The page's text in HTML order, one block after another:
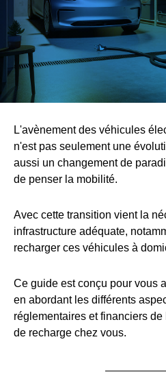
L'avènement des véhicules
n'est pas seulement une
aussi un changement de
de penser la mobilité.
Avec cette transition vient la
infrastructure adéquate,
recharger ces véhicules à
Ce guide est conçu pour vous
en abordant les différents
réglementaires et financiers
de recharge chez vous.